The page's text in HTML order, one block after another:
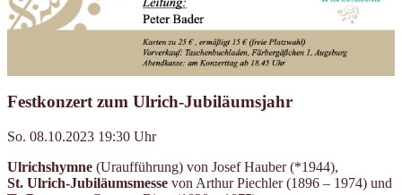
Festkonzert zum Ulrich-Jubiläumsjahr
So. 08.10.2023 19:30 Uhr
Ulrichshymne (Uraufführung) von Josef Hauber (*1944),
St. Ulrich-Jubiläumsmesse von Arthur Piechler (1896 – 1974) und